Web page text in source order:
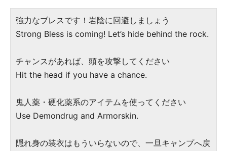
強力なブレスです！岩陰に回避しましょう
Strong Bless is coming! Let’s hide behind the rock.
チャンスがあれば、頭を攻撃してください
Hit the head if you have a chance.
鬼人薬・硬化薬系のアイテムを使ってください
Use Demondrug and Armorskin.
隠れ身の装衣はもういらないので、一旦キャンプへ戻